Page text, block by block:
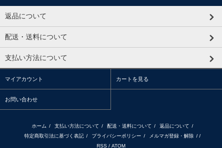
返品について
配送・送料について
支払い方法について
マイアカウント カートを見る
お問い合わせ
ホーム / 支払い方法について / 配送・送料について / 返品について /
特定商取引法に基づく表記 / プライバシーポリシー / メルマガ登録・解除 / /
RSS / ATOM